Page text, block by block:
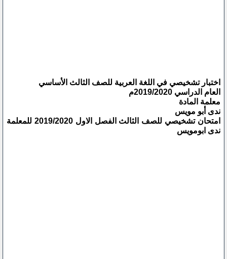
اختبار تشخيصي في اللغة العربية للصف الثالث الأساسي
العام الدراسي 2019/2020م
معلمة المادة
ندى أبو مويس
امتحان تشخيصي للصف الثالث الفصل الاول 2019/2020 للمعلمة
ندى ابومويس